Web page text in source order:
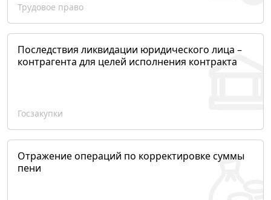
Трудовое право
Последствия ликвидации юридического лица –
контрагента для целей исполнения контракта
Госзакупки
Отражение операций по корректировке суммы
пени